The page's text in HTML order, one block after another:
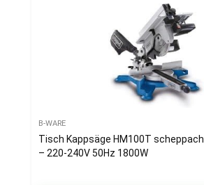
B-WARE
Tisch Kappsäge HM100T scheppach
– 220-240V 50Hz 1800W